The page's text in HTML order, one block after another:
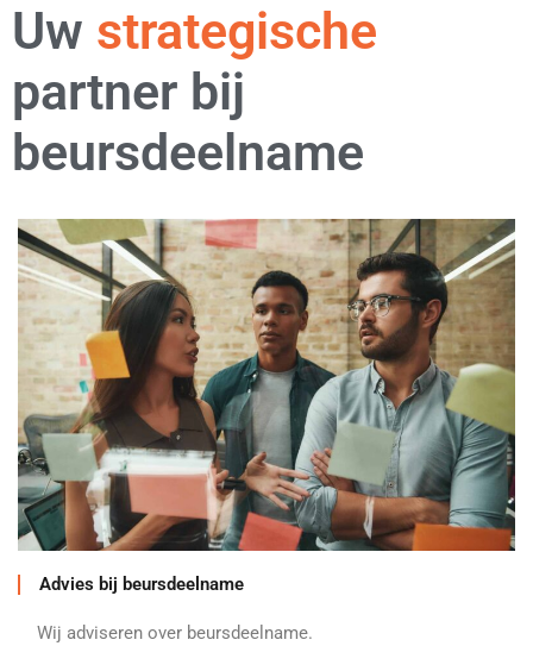
Uw flexibele
partner bij
beursdeelname
Advies bij beursdeelname
Wij adviseren over beursdeelname.